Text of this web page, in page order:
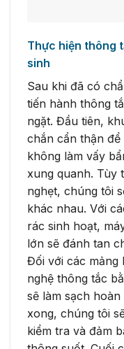
Thực hiện thông
sinh
Sau khi đã có
tiến hành thông
ngặt. Đầu tiên,
chắn cẩn thận
không làm vấy
xung quanh. Tùy
nghẹt, chúng tôi
khác nhau. Với
rác sinh hoạt,
lớn sẽ đánh tan
Đối với các mảng
nghệ thông tắc
sẽ làm sạch
xong, chúng tôi
kiểm tra và đảm